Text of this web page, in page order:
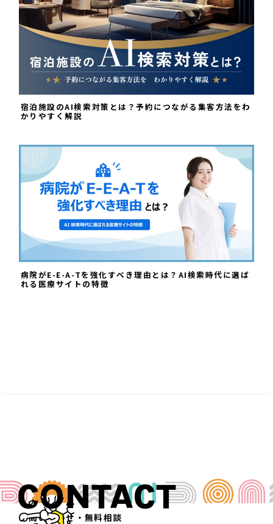
宿泊施設のAI検索対策とは？予約につながる集客方法をわ
かりやすく解説
病院がE-E-A-Tを強化すべき理由とは？AI検索時代に選ば
れる医療サイトの特徴
CONTACT
お問い合わせ・無料相談